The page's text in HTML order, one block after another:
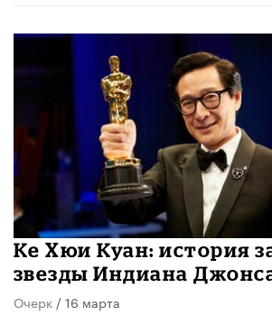
Ке Хюи Куан: история
звезды Индиана
Очерк / 16 марта